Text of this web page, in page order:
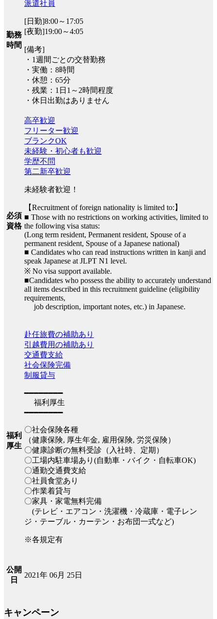
勤務
時間
派遣社員
[日勤]8:00～17:05
[夜勤]19:00～4:05
[備考]
・1週間ごとの交替勤務
・実働：8時間
・休憩：65分
・残業：1日1～2時間程度
・休日出勤はありません
必須
資格
高卒歓迎
フリーター歓迎
ブランクOK
未経験・初心者も歓迎
学歴不問
第二新卒歓迎
未経験者歓迎！
【Recruitment of foreign nationality is limited to:】
■ Those with no restrictions on working activities, limited to
the following visa status:
(Long term resident, Permanent resident, Spouse of a
permanent resident, Spouse of a Japanese national)
■ Candidates who can read instructions written in kanji and
speak Japanese at JLPT N1 level.
※ No visa support available.
■Candidates who possess the ability to accurately understand
all items described in this recruitment guideline (eligibility
requirements,
job description, important notes, etc.) in Japanese.
福利
厚生
赴任旅費の補助あり
引越費用の補助あり
交通費支給
社会保険完備
制服貸与
━━━━━━━━
福利厚生
━━━━━━━━
〇社会保険各種
（健康保険, 厚生年金, 雇用保険, 労災保険）
〇健康診断の無料受診（入社時、定期）
〇工場内駐車場あり(自動車・バイク・自転車OK)
〇通勤交通費支給
〇社員食堂あり
〇作業着貸与
〇家具・家電無料完備
(テレビ・エアコン・洗濯機・冷蔵庫・電子レン
ジ・テーブル・カーテン・お布団一式など)
※各規定有
公開
日
2021年 06月 25日
キャンペーン